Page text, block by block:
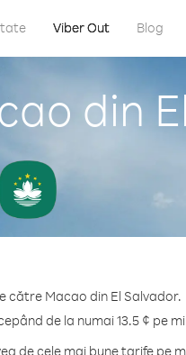
Viber Out Blog
din
către Macao din El Salvador.
de la numai 13.5 ¢ pe
de cele mai bune tarife pe